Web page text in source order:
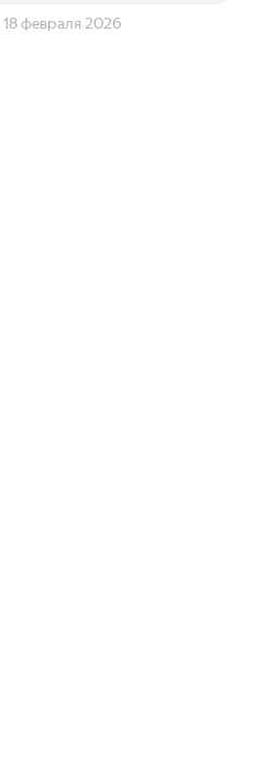
18 февраля 2026